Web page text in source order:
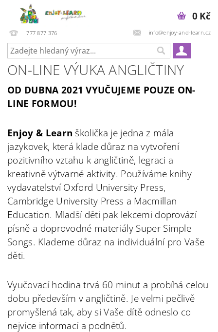
777 877 376 info@enjoy-and-learn.cz
0 Kč
ON-LINE VÝUKA ANGLIČTINY
OD DUBNA 2021 VYUČUJEME POUZE ON-
LINE FORMOU!
Enjoy & Learn školička je jedna z mála
jazykovek, která klade důraz na vytvoření
pozitivního vztahu k angličtině, legraci a
kreativně výtvarné aktivity. Používáme knihy
vydavatelství Oxford University Press,
Cambridge University Press a Macmillan
Education. Mladší děti pak lekcemi doprovází
písně a doprovodné materiály Super Simple
Songs. Klademe důraz na individuální pro Vaše
děti.
Vyučovací hodina trvá 60 minut a probíhá celou
dobu především v angličtině. Je velmi pečlivě
promyšlená tak, aby si Vaše dítě odneslo co
nejvíce informací a podnětů.